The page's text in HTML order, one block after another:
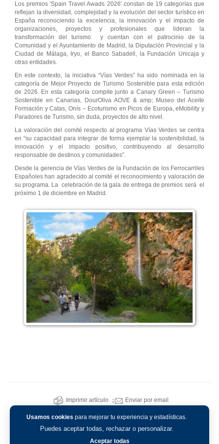
Usamos cookies para mejorar tu experiencia y estadísticas.
Puedes aceptar todas, rechazar o personalizar.
Aceptar todas
Los premios 'Spain Travel Awads 2026' constan de 19 categorías que
reflejan la diversidad, complejidad y la evolución del sector turístico en
España reconociendo la excelencia, la innovación y el impacto de
organizaciones, proyectos y profesionales que lideran la
transformación del turismo y cuentan con el patrocinio de la
Comunidad y el Ayuntamiento de Madrid, la Diputación Provincial y la
Ciudad de Málaga, Iryo, el Banco Sabadell, la Fundación Unicaja y
otras entidades.
En este contexto, la iniciativa “Vías Verdes” ha sido nominada en la
categoría de Mejor Proyecto de Turismo Sostenible para esta edición
de 2026. En esta categoría compite junto a Canary Green – Turismo
Sostenible en Canarias, DourOliva AOVE & amp; Museo del Aceite
Formación y Catas, Onís – Ecoturismo en Picos de Europa, eMobility y
Paradores de Turismo, sin duda, proyectos de alto nivel.
La valoración del comité respecto al programa Vías Verdes se centra
en “su capacidad para integrar de forma ejemplar la sostenibilidad, la
innovación y el impacto positivo, contribuyendo al desarrollo
responsable de destinos y comunidades”.
Desde la gerencia de Vías Verdes de la Fundación de los Ferrocarriles
Españoles han agradecido al comité el reconocimiento y valoración de
su programa. La celebración de la gala de entrega de premios será el
próximo 1 de diciembre en Madrid.
Imprimir artículo Enviar por email